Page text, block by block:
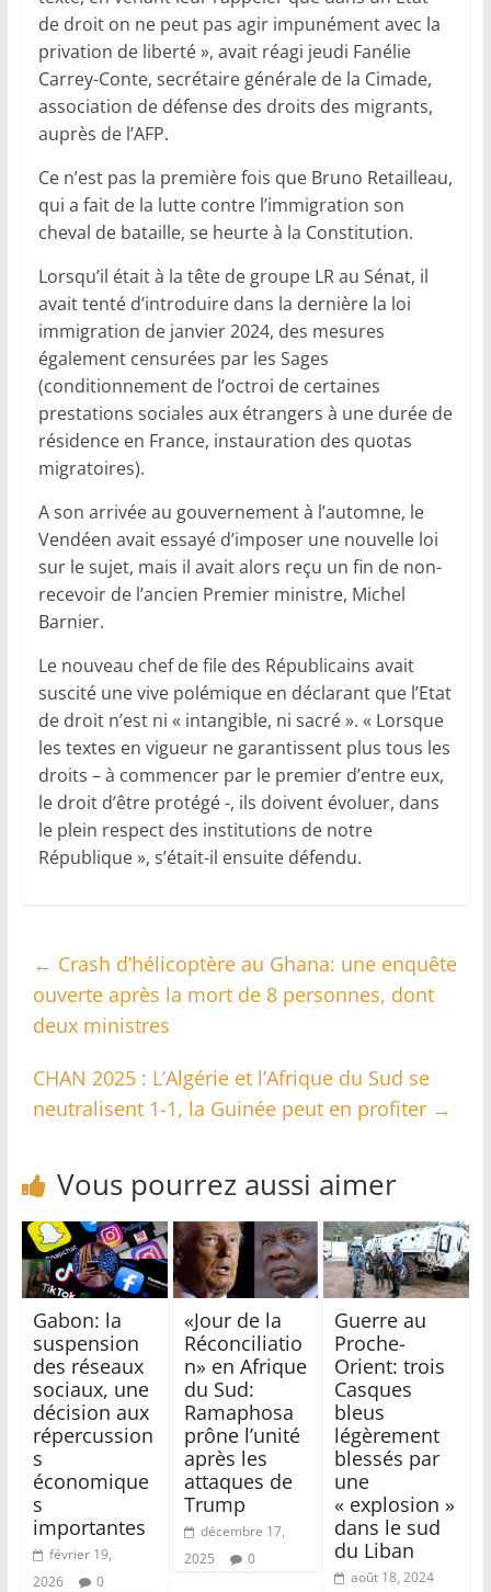
de droit on ne peut pas agir impunément avec la
privation de liberté », avait réagi jeudi Fanélie
Carrey-Conte, secrétaire générale de la Cimade,
association de défense des droits des migrants,
auprès de l’AFP.
Ce n’est pas la première fois que Bruno Retailleau,
qui a fait de la lutte contre l’immigration son
cheval de bataille, se heurte à la Constitution.
Lorsqu’il était à la tête de groupe LR au Sénat, il
avait tenté d’introduire dans la dernière la loi
immigration de janvier 2024, des mesures
également censurées par les Sages
(conditionnement de l’octroi de certaines
prestations sociales aux étrangers à une durée de
résidence en France, instauration des quotas
migratoires).
A son arrivée au gouvernement à l’automne, le
Vendéen avait essayé d’imposer une nouvelle loi
sur le sujet, mais il avait alors reçu un fin de non-
recevoir de l’ancien Premier ministre, Michel
Barnier.
Le nouveau chef de file des Républicains avait
suscité une vive polémique en déclarant que l’Etat
de droit n’est ni « intangible, ni sacré ». « Lorsque
les textes en vigueur ne garantissent plus tous les
droits – à commencer par le premier d’entre eux,
le droit d’être protégé -, ils doivent évoluer, dans
le plein respect des institutions de notre
République », s’était-il ensuite défendu.
← Crash d’hélicoptère au Ghana: une enquête
ouverte après la mort de 8 personnes, dont
deux ministres
CHAN 2025 : L’Algérie et l’Afrique du Sud se
neutralisent 1-1, la Guinée peut en profiter →
Vous pourrez aussi aimer
Gabon: la
suspension
des réseaux
sociaux, une
décision aux
répercussion
s
économique
s
importantes
février 19,
2026
0
«Jour de la
Réconciliatio
n» en Afrique
du Sud:
Ramaphosa
prône l’unité
après les
attaques de
Trump
décembre 17,
2025
0
Guerre au
Proche-
Orient: trois
Casques
bleus
légèrement
blessés par
une
« explosion »
dans le sud
du Liban
août 18, 2024